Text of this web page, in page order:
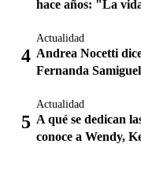
hace años: "La
Actualidad
Andrea Nocetti
Fernanda
Actualidad
A qué se dedican
conoce a Wendy,